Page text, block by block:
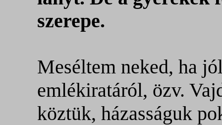
szerepe.
Meséltem neked, ha
emlékiratáról, özv.
köztük, házasságuk